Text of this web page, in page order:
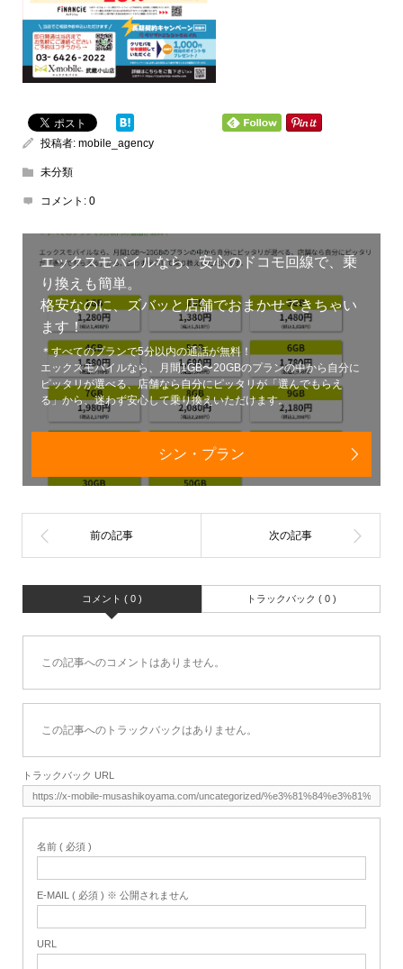
投稿者: mobile_agency
未分類
コメント: 0
エックスモバイルなら、安心のドコモ回線で、乗
り換えも簡単。
格安なのに、ズバッと店舗でおまかせできちゃい
ます！
＊すべてのプランで5分以内の通話が無料！
エックスモバイルなら、月間1GB〜20GBのプランの中から自分に
ピッタリが選べる、店舗なら自分にピッタリが「選んでもらえ
る」から、迷わず安心して乗り換えいただけます。
シン・プラン
コメント ( 0 ) トラックバック ( 0 )
この記事へのコメントはありません。
この記事へのトラックバックはありません。
トラックバック URL
名前 ( 必須 )
E-MAIL ( 必須 ) ※ 公開されません
URL